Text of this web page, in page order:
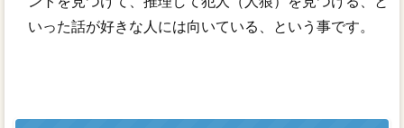
いった話が好きな人には向いている、という事です。